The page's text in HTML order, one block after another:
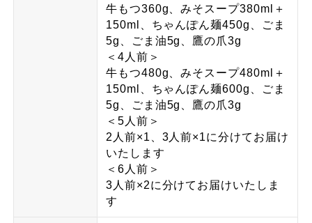
牛もつ360g、みそスープ380ml＋
150ml、ちゃんぽん麺450g、ごま
5g、ごま油5g、鷹の爪3g
＜4人前＞
牛もつ480g、みそスープ480ml＋
150ml、ちゃんぽん麺600g、ごま
5g、ごま油5g、鷹の爪3g
＜5人前＞
2人前×1、3人前×1に分けてお届け
いたします
＜6人前＞
3人前×2に分けてお届けいたしま
す